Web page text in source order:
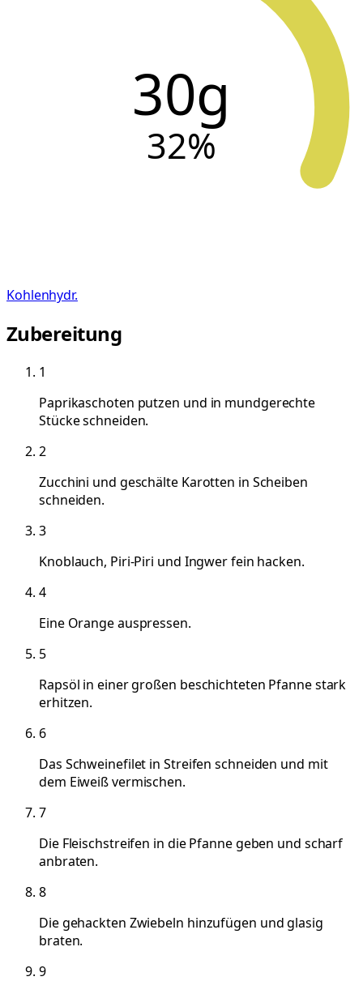
30g
32%
Kohlenhydr.
Zubereitung
1
Paprikaschoten putzen und in mundgerechte
Stücke schneiden.
2
Zucchini und geschälte Karotten in Scheiben
schneiden.
3
Knoblauch, Piri-Piri und Ingwer fein hacken.
4
Eine Orange auspressen.
5
Rapsöl in einer großen beschichteten Pfanne stark
erhitzen.
6
Das Schweinefilet in Streifen schneiden und mit
dem Eiweiß vermischen.
7
Die Fleischstreifen in die Pfanne geben und scharf
anbraten.
8
Die gehackten Zwiebeln hinzufügen und glasig
braten.
9